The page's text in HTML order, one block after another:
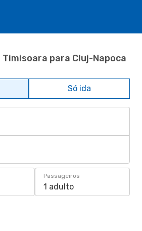
para Cluj-Napoca
Só ida
Passageiros
1 adulto